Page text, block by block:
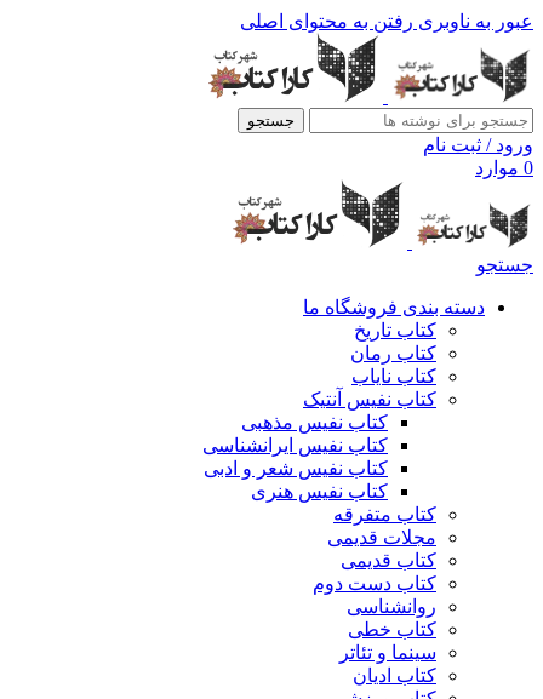
عبور به ناوبری رفتن به محتوای اصلی
جستجو
ورود / ثبت نام
0 موارد
جستجو
دسته بندی فروشگاه ما
کتاب تاریخ
کتاب رمان
کتاب نایاب
کتاب نفیس آنتیک
کتاب نفیس مذهبی
کتاب نفیس ایرانشناسی
کتاب نفیس شعر و ادبی
کتاب نفیس هنری
کتاب متفرقه
مجلات قدیمی
کتاب قدیمی
کتاب دست دوم
روانشناسی
کتاب خطی
سینما و تئاتر
کتاب ادیان